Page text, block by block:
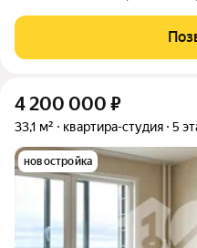
лесным массивом, всего в 12
масштабный проект
4 200 000 ₽
33,1 м² квартира-студия 5
новостройка